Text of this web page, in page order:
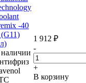
-40
1 912 ₽
-
+
В корзину